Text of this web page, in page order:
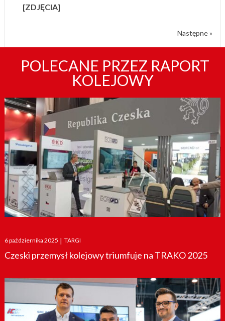
[ZDJĘCIA]
Następne »
POLECANE PRZEZ RAPORT
KOLEJOWY
Posted
on
6 października 2025 | TARGI
Czeski przemysł kolejowy triumfuje na TRAKO 2025